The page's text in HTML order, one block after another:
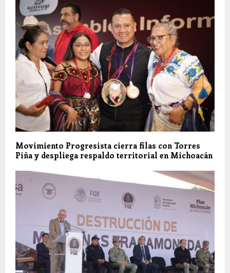
Movimiento Progresista cierra filas con Torres
Piña y despliega respaldo territorial en Michoacán